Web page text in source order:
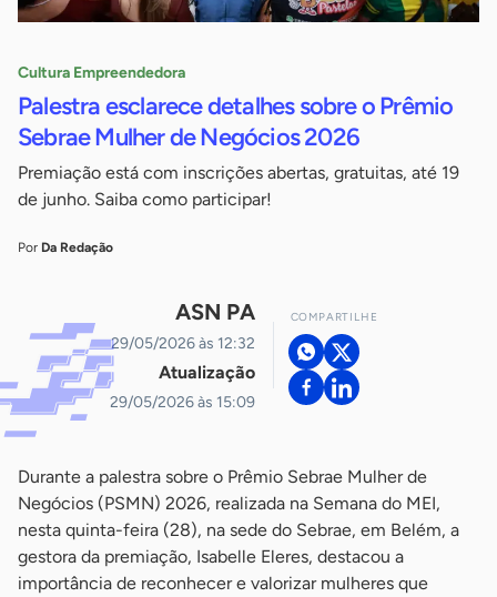
Cultura Empreendedora
Palestra esclarece detalhes sobre o Prêmio
Sebrae Mulher de Negócios 2026
Premiação está com inscrições abertas, gratuitas, até 19
de junho. Saiba como participar!
Por Da Redação
ASN PA
29/05/2026 às 12:32
Atualização
29/05/2026 às 15:09
COMPARTILHE
Durante a palestra sobre o Prêmio Sebrae Mulher de
Negócios (PSMN) 2026, realizada na Semana do MEI,
nesta quinta-feira (28), na sede do Sebrae, em Belém, a
gestora da premiação, Isabelle Eleres, destacou a
importância de reconhecer e valorizar mulheres que